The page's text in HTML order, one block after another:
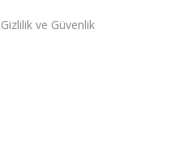
Gizlilik ve Güvenlik